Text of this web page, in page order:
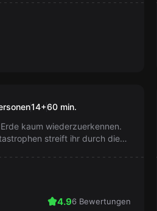
14+60 min.
kaum wiederzuerkennen.
streift ihr durch die
4.96 Bewertungen